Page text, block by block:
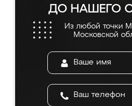
ДО НАШЕГО
Из любой точки
Московской